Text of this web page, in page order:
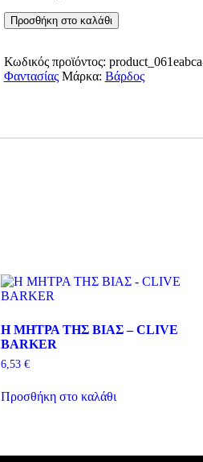
ΠΟΤΑΜΙΑ
ΑΠΟ
-
RA
Προσθήκη στο καλάθι
Κωδικός προϊόντος:
Φαντασίας Μάρκα: Βάρδος
Η ΜΗΤΡΑ ΤΗΣ ΒΙΑΣ – CLIVE
BARKER
6,53 €
Προσθήκη στο καλάθι